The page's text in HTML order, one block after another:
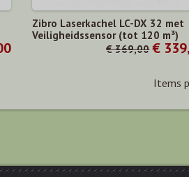
Zibro Laserkachel LC-DX 32 met
Veiligheidssensor (tot 120 m³)
€ 369,00 €
Items